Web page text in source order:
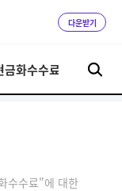
다운받기
수수료"에 대한